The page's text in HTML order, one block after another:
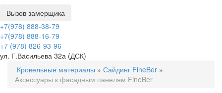
Вызов замерщика
+7(978) 888-38-79
+7(978) 888-16-79
+7 (978) 826-93-96
ул. Г.Васильева 32а (ДСК)
Кровельные материалы » Сайдинг FineBer »
Аксессуары к фасадным панелям FineBer